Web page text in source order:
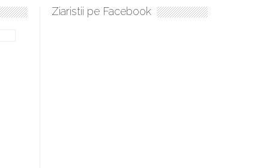
Sculați, sculați, boieri mari! Sara Nukina are nevoie de ajutorul
Ziaristii pe Facebook